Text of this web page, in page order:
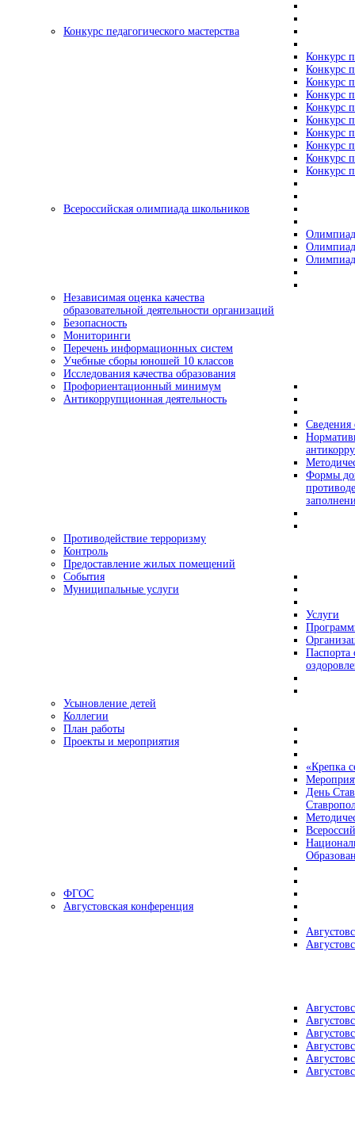
Конкурс педагогического мастерства
Конкурс
Конкурс
Конкурс
Конкурс
Конкурс
Конкурс
Конкурс
Конкурс
Конкурс
Конкурс
Всероссийская олимпиада школьников
Независимая оценка качества
образовательной деятельности организаций
Безопасность
Мониторинги
Перечень информационных систем
Учебные сборы юношей 10 классов
Исследования качества образования
Профориентационный минимум
Антикоррупционная деятельность
Сведения
Формы
Противодействие терроризму
Контроль
Предоставление жилых помещений
События
Муниципальные услуги
Услуги
Паспорта
Усыновление детей
Коллегии
План работы
Проекты и мероприятия
«Крепка
День
ФГОС
Августовская конференция